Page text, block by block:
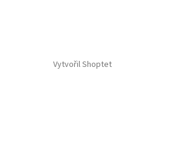
Vytvořil Shoptet